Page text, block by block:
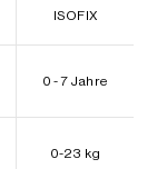
ISOFIX
0 - 7 Jahre
0-23 kg